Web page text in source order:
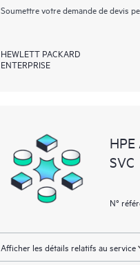
Soumettre votre demande de devis
HEWLETT PACKARD
ENTERPRISE
SVC
N°
Afficher les détails relatifs au service